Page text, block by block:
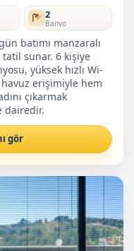
2
Banyo
batımı manzaralı
sunar. 6 kişiye
yüksek hızlı Wi-
havuz erişimiyle hem
çıkarmak
dairedir.
gör